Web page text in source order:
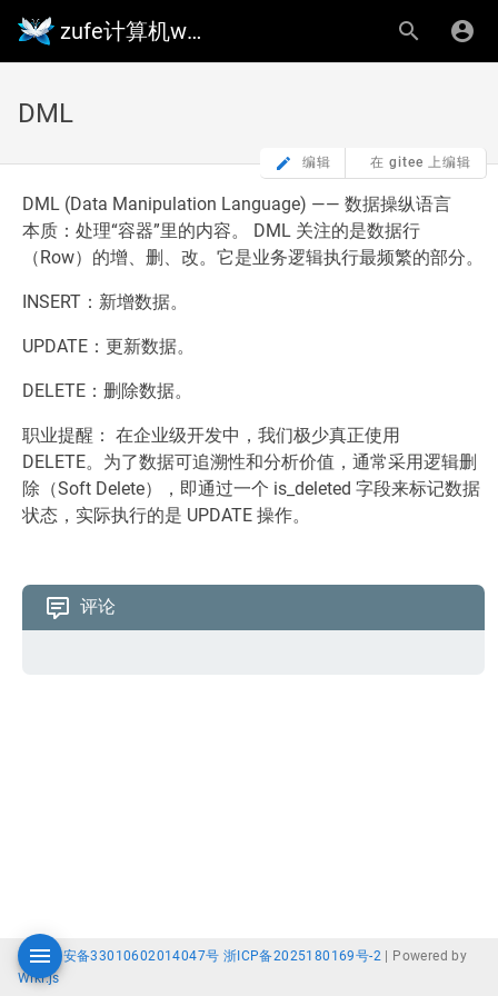
zufe计算机wiki
DML
编辑 在 gitee 上编辑
DML (Data Manipulation Language) —— 数据操纵语言
本质：处理“容器”里的内容。 DML 关注的是数据行
（Row）的增、删、改。它是业务逻辑执行最频繁的部分。
INSERT：新增数据。
UPDATE：更新数据。
DELETE：删除数据。
职业提醒： 在企业级开发中，我们极少真正使用
DELETE。为了数据可追溯性和分析价值，通常采用逻辑删
除（Soft Delete），即通过一个 is_deleted 字段来标记数据
状态，实际执行的是 UPDATE 操作。
评论
浙公网安备33010602014047号 浙ICP备2025180169号-2
Powered by
Wiki.js